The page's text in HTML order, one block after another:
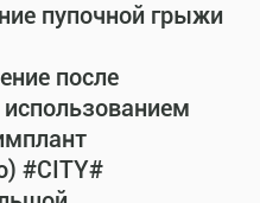
пупочной грыжи
после
#CITY#